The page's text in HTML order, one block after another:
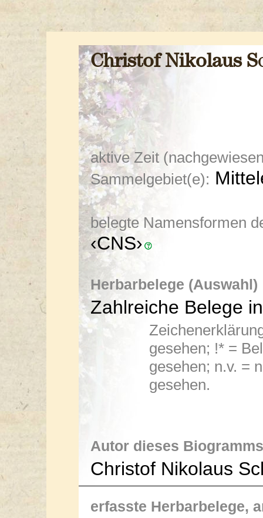
Christof Nikolaus
aktive Zeit
Sammelgebiet(e):
belegte Namensformen
‹CNS›
Herbarbelege (Auswahl)
Zahlreiche Belege
gesehen; !* =
gesehen; n.v. =
gesehen.
Autor dieses
Christof Nikolaus
erfasste Herbarbelege,